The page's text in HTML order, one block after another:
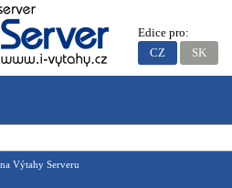
Výtahy Serveru
Edice pro:
CZ
SK